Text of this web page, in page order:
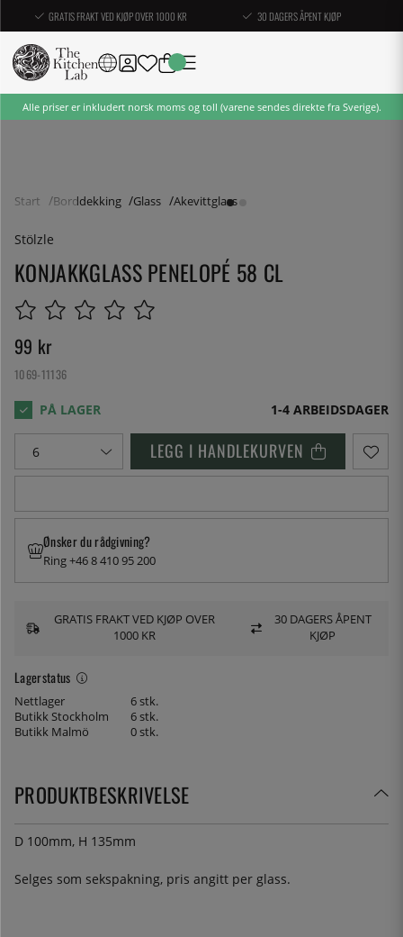
GRATIS FRAKT VED KJØP OVER 1000 KR 30 DAGERS ÅPENT KJØP
Alle priser er inkludert norsk moms og toll (varene sendes direkte fra Sverige).
Start Borddekking Glass Akevittglass
Stölzle
KONJAKKGLASS PENELOPÉ 58 CL
99 kr
1069-11136
1-4 ARBEIDSDAGER
LEGG I HANDLEKURVEN
Lagerstatus
Nettlager
6 stk.
Butikk Stockholm
6 stk.
Butikk Malmö
0 stk.
Ønsker du rådgivning?
Ring +46 8 410 95 200
GRATIS FRAKT VED KJØP OVER
1000 KR
30 DAGERS ÅPENT
KJØP
PRODUKTBESKRIVELSE
D 100mm, H 135mm
Selges som sekspakning, pris angitt per glass.